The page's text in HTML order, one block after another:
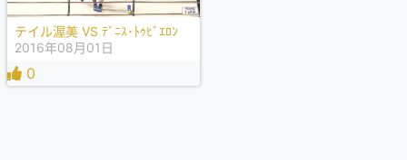
テイル渥美 VS ﾃﾞﾆｽ･ﾄｩﾋﾞｴﾛﾝ
2016年08月01日
0